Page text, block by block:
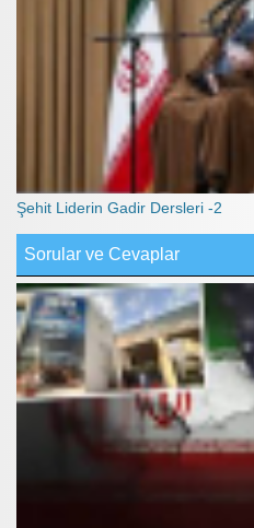
Şehit Liderin Gadir Dersleri -2
Sorular ve Cevaplar